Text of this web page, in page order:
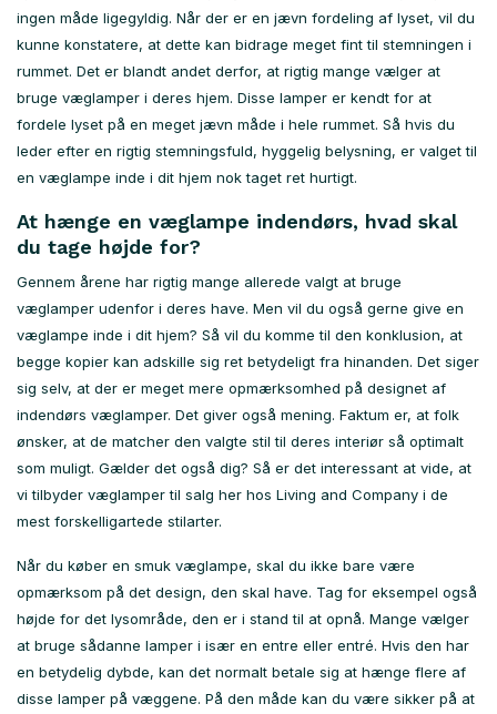
ingen måde ligegyldig. Når der er en jævn fordeling af lyset, vil du
kunne konstatere, at dette kan bidrage meget fint til stemningen i
rummet. Det er blandt andet derfor, at rigtig mange vælger at
bruge væglamper i deres hjem. Disse lamper er kendt for at
fordele lyset på en meget jævn måde i hele rummet. Så hvis du
leder efter en rigtig stemningsfuld, hyggelig belysning, er valget til
en væglampe inde i dit hjem nok taget ret hurtigt.
At hænge en væglampe indendørs, hvad skal
du tage højde for?
Gennem årene har rigtig mange allerede valgt at bruge
væglamper udenfor i deres have. Men vil du også gerne give en
væglampe inde i dit hjem? Så vil du komme til den konklusion, at
begge kopier kan adskille sig ret betydeligt fra hinanden. Det siger
sig selv, at der er meget mere opmærksomhed på designet af
indendørs væglamper. Det giver også mening. Faktum er, at folk
ønsker, at de matcher den valgte stil til deres interiør så optimalt
som muligt. Gælder det også dig? Så er det interessant at vide, at
vi tilbyder væglamper til salg her hos Living and Company i de
mest forskelligartede stilarter.
Når du køber en smuk væglampe, skal du ikke bare være
opmærksom på det design, den skal have. Tag for eksempel også
højde for det lysområde, den er i stand til at opnå. Mange vælger
at bruge sådanne lamper i især en entre eller entré. Hvis den har
en betydelig dybde, kan det normalt betale sig at hænge flere af
disse lamper på væggene. På den måde kan du være sikker på at